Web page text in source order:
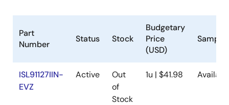
Part
Number
Status Stock
Budgetary
Price
(USD)
ISL91127IIN-
EVZ
Active
Out
of
Stock
1u | $41.98